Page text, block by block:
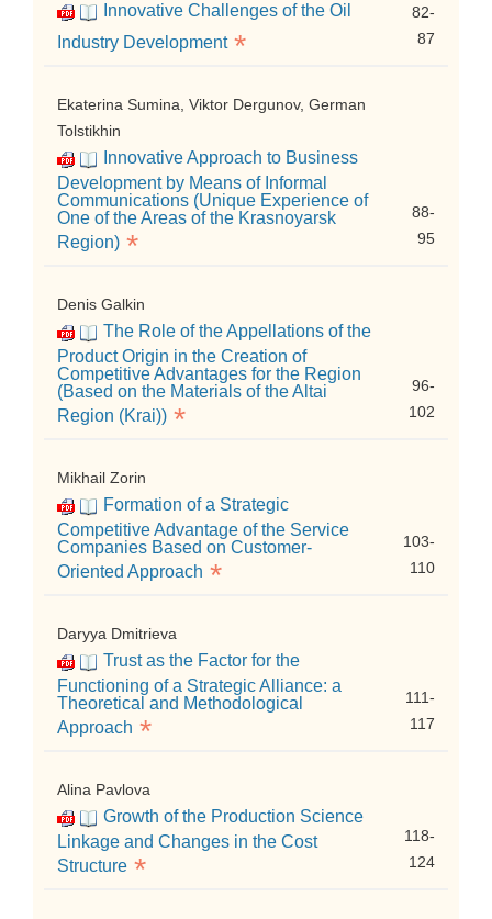
Innovative Challenges of the Oil
Industry Development *
82-
87
Ekaterina Sumina, Viktor Dergunov, German
Tolstikhin
Innovative Approach to Business
Development by Means of Informal
Communications (Unique Experience of
One of the Areas of the Krasnoyarsk
Region) *
88-
95
Denis Galkin
The Role of the Appellations of the
Product Origin in the Creation of
Competitive Advantages for the Region
(Based on the Materials of the Altai
Region (Krai)) *
96-
102
Mikhail Zorin
Formation of a Strategic
Competitive Advantage of the Service
Companies Based on Customer-
Oriented Approach *
103-
110
Daryya Dmitrieva
Trust as the Factor for the
Functioning of a Strategic Alliance: a
Theoretical and Methodological
Approach *
111-
117
Alina Pavlova
Growth of the Production Science
Linkage and Changes in the Cost
Structure *
118-
124